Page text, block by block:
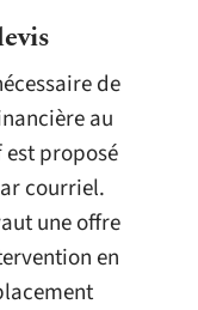
de
au
proposé
courriel.
une offre
en